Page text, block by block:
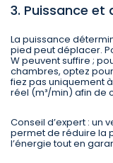
3. Puissance et
La puissance
pied peut déplacer.
W peuvent suffire ;
chambres, optez pour
fiez pas uniquement
réel (m³/min) afin de
Conseil d’expert : un
permet de réduire la
l’énergie tout en